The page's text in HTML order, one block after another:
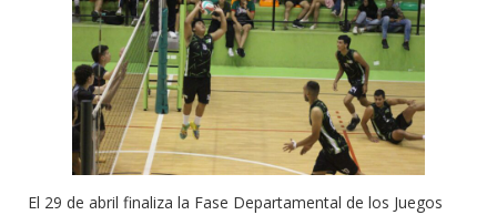
El 29 de abril finaliza la Fase Departamental de los Juegos